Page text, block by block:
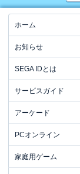
ホーム
お知らせ
SEGA IDとは
サービスガイド
アーケード
PCオンライン
家庭用ゲーム